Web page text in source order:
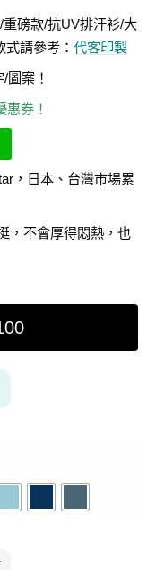
磅款/抗UV排汗衫/大
請參考： 代客印製
圖案！
券！
，日本、台灣市場累
，不會厚得悶熱，也
包9色 數量